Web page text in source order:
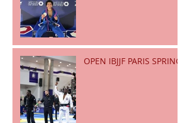
OPEN IBJJF PARIS SPRING